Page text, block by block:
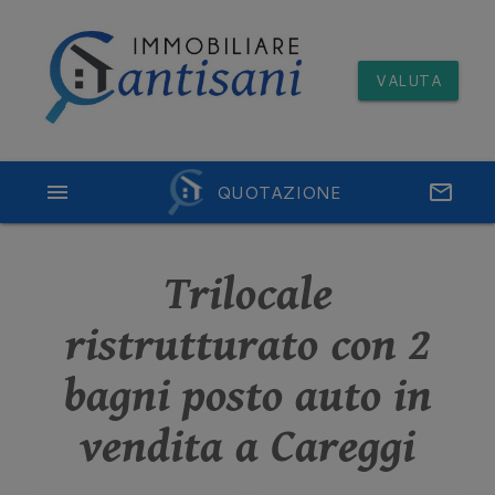
VALUTA
QUOTAZIONE email
menu
Trilocale
ristrutturato con 2
bagni posto auto in
vendita a Careggi